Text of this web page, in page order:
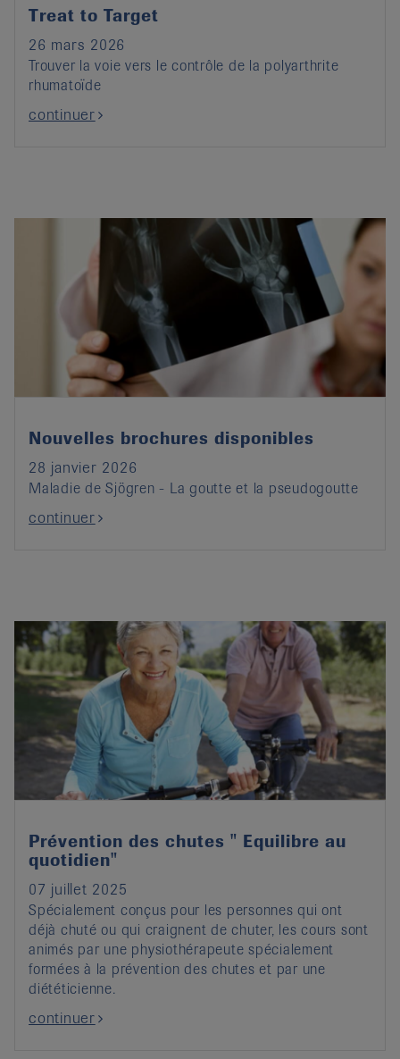
Treat to Target
26 mars 2026
Trouver la voie vers le contrôle de la polyarthrite
rhumatoïde
continuer
Nouvelles brochures disponibles
28 janvier 2026
Maladie de Sjögren - La goutte et la pseudogoutte
continuer
Prévention des chutes " Equilibre au
quotidien"
07 juillet 2025
Spécialement conçus pour les personnes qui ont
déjà chuté ou qui craignent de chuter, les cours sont
animés par une physiothérapeute spécialement
formées à la prévention des chutes et par une
diététicienne.
continuer